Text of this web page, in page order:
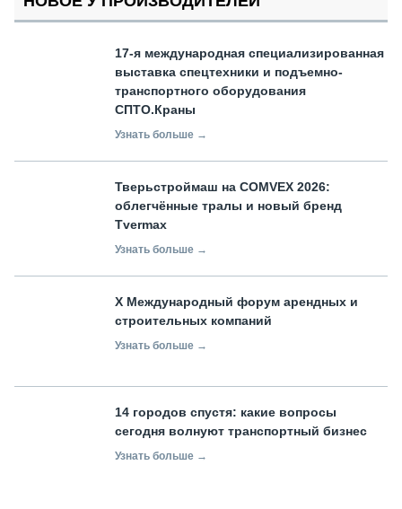
17-я международная специализированная
выставка спецтехники и подъемно-
транспортного оборудования
СПТО.Краны
Узнать больше →
Тверьстроймаш на COMVEX 2026:
облегчённые тралы и новый бренд
Tvermax
Узнать больше →
X Международный форум арендных и
строительных компаний
Узнать больше →
14 городов спустя: какие вопросы
сегодня волнуют транспортный бизнес
Узнать больше →